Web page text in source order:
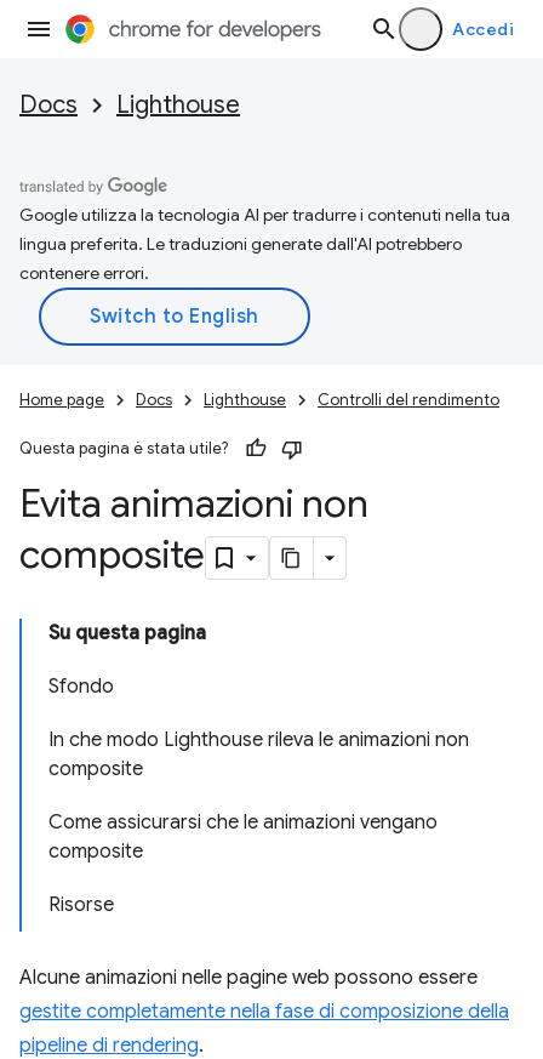
Accedi
Docs Lighthouse
Google utilizza la tecnologia AI per tradurre i contenuti nella tua
lingua preferita. Le traduzioni generate dall'AI potrebbero
contenere errori.
Home page Docs Lighthouse Controlli del rendimento
Questa pagina è stata utile?
Evita animazioni non
composite
Su questa pagina
Sfondo
In che modo Lighthouse rileva le animazioni non
composite
Come assicurarsi che le animazioni vengano
composite
Risorse
Alcune animazioni nelle pagine web possono essere
gestite completamente nella fase di composizione della
pipeline di rendering.